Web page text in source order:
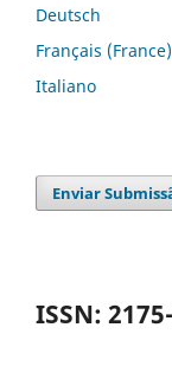
Deutsch
Français (France)
Italiano
Enviar
ISSN: